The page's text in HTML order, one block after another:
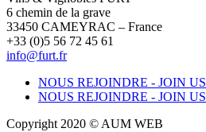
6 chemin de la grave
33450 CAMEYRAC – France
+33 (0)5 56 72 45 61
info@furt.fr
NOUS REJOINDRE - JOIN US
NOUS REJOINDRE - JOIN US
Copyright 2020 © AUM WEB